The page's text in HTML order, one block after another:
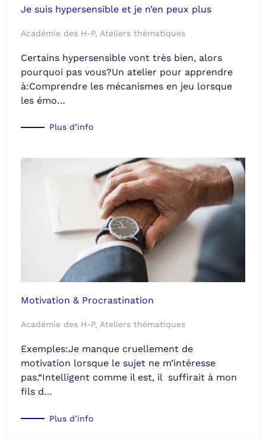
Je suis hypersensible et je n’en peux plus
Académie des H-P, Ateliers thématiques
Certains hypersensible vont très bien, alors
pourquoi pas vous?Un atelier pour apprendre
à:Comprendre les mécanismes en jeu lorsque
les émo…
Plus d’info
Motivation & Procrastination
Académie des H-P, Ateliers thématiques
Exemples:Je manque cruellement de
motivation lorsque le sujet ne m’intéresse
pas.“Intelligent comme il est, il suffirait à mon
fils d…
Plus d’info